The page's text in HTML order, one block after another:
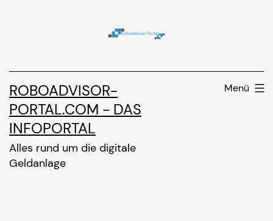
ROBOADVISOR-
PORTAL.COM - DAS
INFOPORTAL
Alles rund um die digitale
Geldanlage
Menü